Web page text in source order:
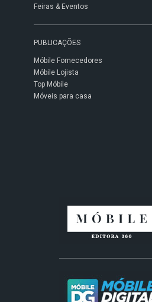
Feiras & Eventos
PUBLICAÇÕES
Móbile Fornecedores
Móbile Lojista
Top Móbile
Móveis para casa